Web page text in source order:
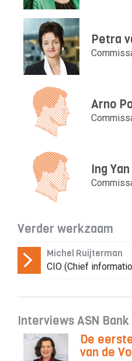
Petra
Arno
Ing
Verder werkzaam
Michel Ruijterman
CIO (Chief
Interviews ASN Bank
De
van de